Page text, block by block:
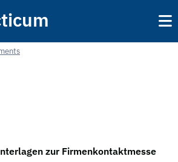
zur Firmenkontaktmesse